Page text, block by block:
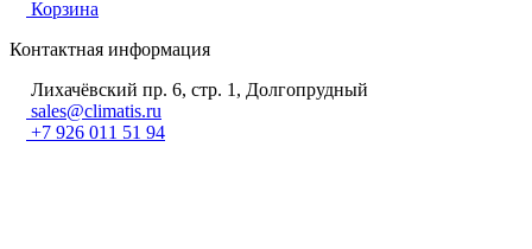
Корзина
Контактная информация
Лихачёвский пр. 6, стр. 1, Долгопрудный
sales@climatis.ru
+7 926 011 51 94